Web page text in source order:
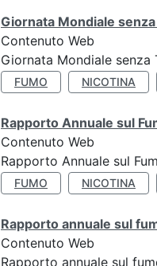
Giornata Mondiale
Contenuto Web
Giornata Mondiale senza
FUMO NICOTINA
Rapporto Annuale sul
Contenuto Web
Rapporto Annuale sul
FUMO NICOTINA
Rapporto annuale sul
Contenuto Web
Rapporto annuale sul